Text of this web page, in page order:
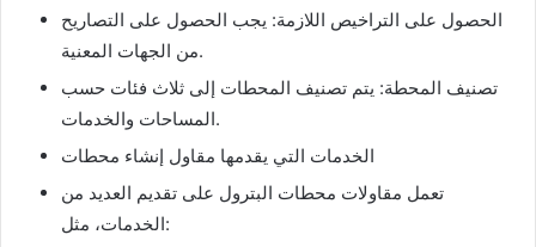
الحصول على التراخيص اللازمة: يجب الحصول على التصاريح
من الجهات المعنية.
تصنيف المحطة: يتم تصنيف المحطات إلى ثلاث فئات حسب
المساحات والخدمات.
الخدمات التي يقدمها مقاول إنشاء محطات
تعمل مقاولات محطات البترول على تقديم العديد من
الخدمات، مثل: